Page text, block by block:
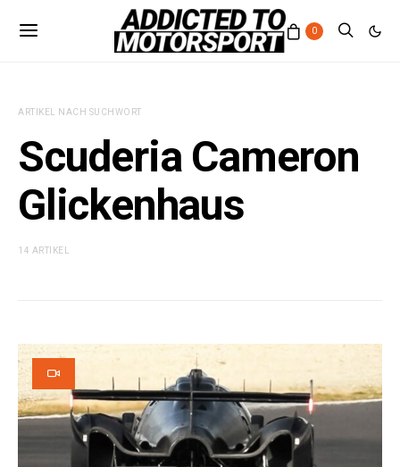
0
ARTIKEL NACH SUCHWORT
Scuderia Cameron
Glickenhaus
14 ARTIKEL